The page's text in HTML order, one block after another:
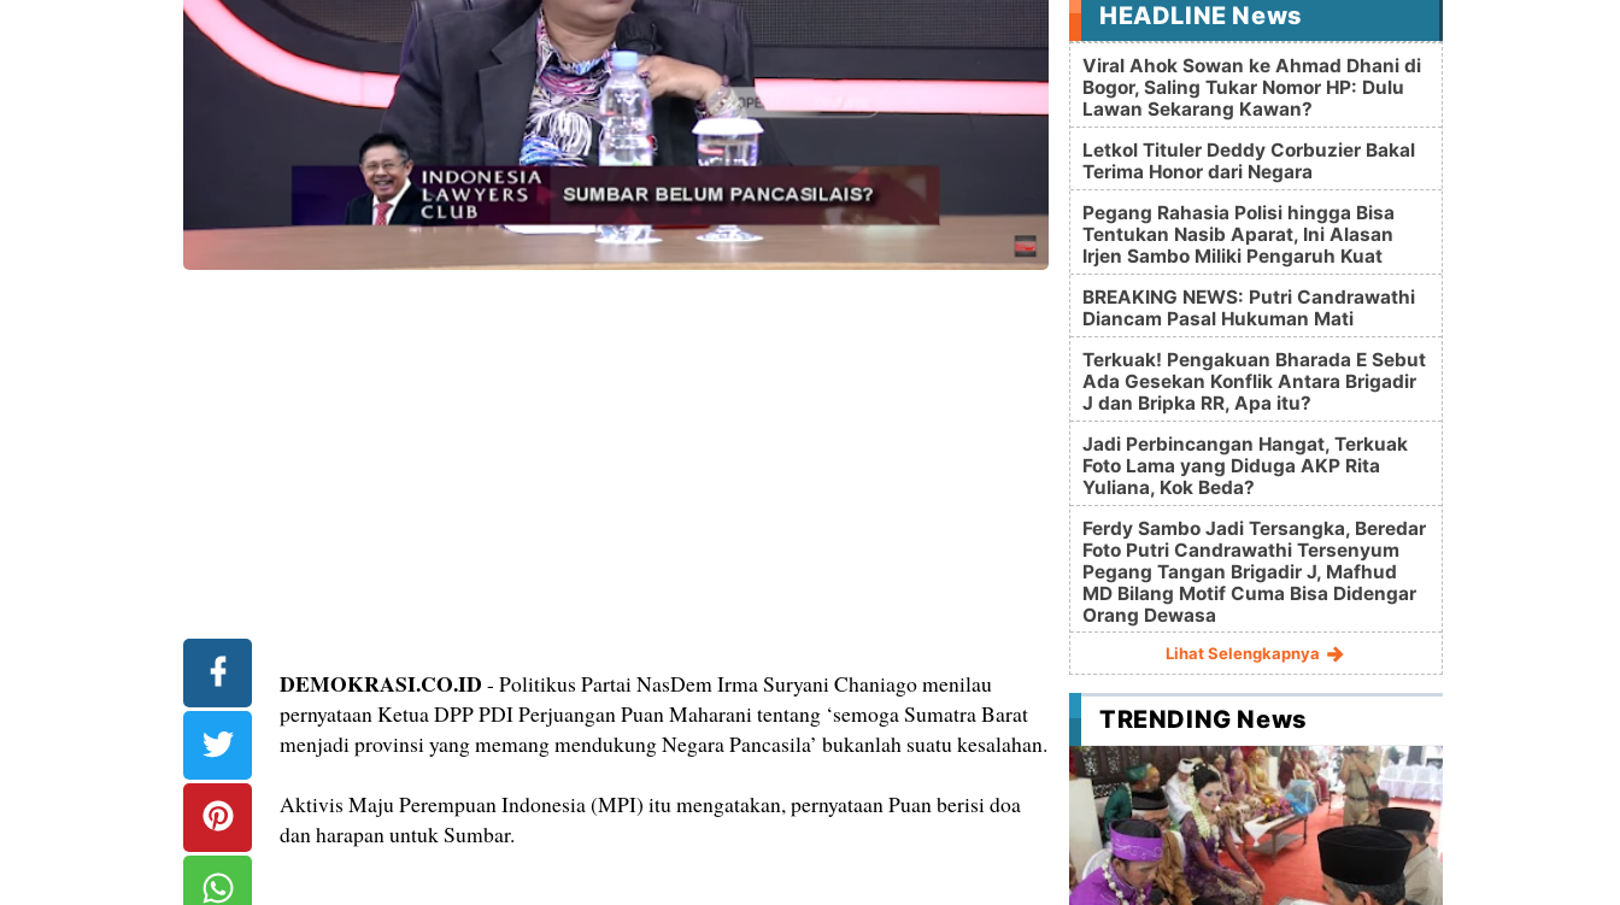
DEMOKRASI.CO.ID - Politikus Partai NasDem Irma Suryani Chaniago menilau
pernyataan Ketua DPP PDI Perjuangan Puan Maharani tentang ‘semoga Sumatra Barat
menjadi provinsi yang memang mendukung Negara Pancasila’ bukanlah suatu kesalahan.
Aktivis Maju Perempuan Indonesia (MPI) itu mengatakan, pernyataan Puan berisi doa
dan harapan untuk Sumbar.
HEADLINE News
Viral Ahok Sowan ke Ahmad Dhani di
Bogor, Saling Tukar Nomor HP: Dulu
Lawan Sekarang Kawan?
Letkol Tituler Deddy Corbuzier Bakal
Terima Honor dari Negara
Pegang Rahasia Polisi hingga Bisa
Tentukan Nasib Aparat, Ini Alasan
Irjen Sambo Miliki Pengaruh Kuat
BREAKING NEWS: Putri Candrawathi
Diancam Pasal Hukuman Mati
Terkuak! Pengakuan Bharada E Sebut
Ada Gesekan Konflik Antara Brigadir
J dan Bripka RR, Apa itu?
Jadi Perbincangan Hangat, Terkuak
Foto Lama yang Diduga AKP Rita
Yuliana, Kok Beda?
Ferdy Sambo Jadi Tersangka, Beredar
Foto Putri Candrawathi Tersenyum
Pegang Tangan Brigadir J, Mafhud
MD Bilang Motif Cuma Bisa Didengar
Orang Dewasa
Lihat Selengkapnya
TRENDING News